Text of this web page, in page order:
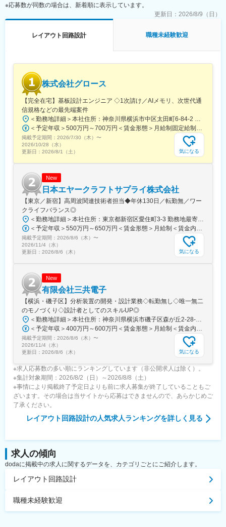
■当社の魅力：
・大手有名メーカーとの受託開発、共同開発で幅広いスキルを磨
・当社の製品はスマホ・タブレット／PC／自動車／家電など様々
くことが可能です！
・平均勤続年数12年、平均有給取得日数13.7日等、長期腰を据え
て働きやすい環境が整っております。
▼HPリンク
https://recruit.shikino.co.jp/
■この仕事の面白さ
たとえば――
スマホで“綺麗に写真が撮れる理由”
ATMで“正確に認識される理由”
それらを実現しているのが、あなたが設計するLSIです。
「機能ではなく、体験そのものをつくる」
「製品の価値を左右する“見えない主役”になる」
そんな手応えがあります。
■働く環境
・設計に集中できる文化（製造ではなく設計特化）
・平均勤続12年（長く技術を磨けるから）
・有給取得13.7日（無理のない働き方）
※応募数が同数の場合は、新着順に表示しています。
更新日： 2026/8/9（日）
レイアウト回路設計 職種未経験歓迎
株式会社グロース
【完全在宅】基板設計エンジニア ◇1次請け／AIメモリ、次世代通
信規格などの最先端案件
掲載予定期間： 2026/7/30（木） 〜
2026/10/28（水）
更新日： 2026/8/1（土） 気になる
New
日本エヤークラフトサプライ株式会社
【東京／新宿】高周波関連技術者担当◆年休130日／転勤無／ワー
クライフバランス◎
掲載予定期間： 2026/8/6（木） 〜
2026/11/4（水）
更新日： 2026/8/6（木） 気になる
New
有限会社三共電子
【横浜・磯子区】分析装置の開発・設計業務◇転勤無し◇唯一無二
のモノづくり◇設計者としてのスキルUP◎
掲載予定期間： 2026/8/6（木） 〜
2026/11/4（水）
更新日： 2026/8/6（木） 気になる
※求人応募数の多い順にランキングしています（非公開求人は除く）。
※集計対象期間：2026/8/2（日）～2026/8/8（土）
※事情により掲載終了予定日よりも前に求人募集が終了していることもご
ざいます。その場合は当サイトから応募はできませんので、あらかじめご
了承ください。
レイアウト回路設計の人気求人ランキングを詳しく見る
求人の傾向
dodaに掲載中の求人に関するデータを、カテゴリごとにご紹介します。
レイアウト回路設計
職種未経験歓迎